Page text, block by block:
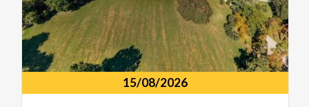
15/08/2026